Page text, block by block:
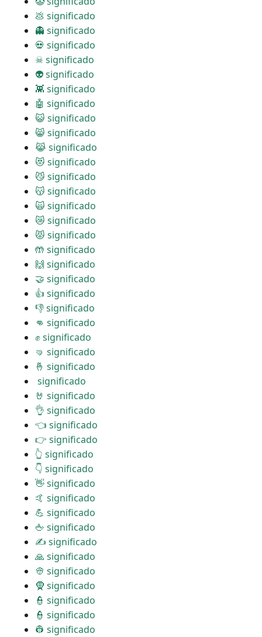
💩 significado
👻 significado
💀 significado
☠ significado
👽 significado
👾 significado
🤖 significado
😺 significado
😸 significado
😹 significado
😻 significado
😼 significado
😽 significado
🙀 significado
😿 significado
😾 significado
🤲 significado
🙌 significado
🤝 significado
👍 significado
👎 significado
👊 significado
✊ significado
🤜 significado
🤞 significado
️ significado
🤘 significado
👌 significado
👈 significado
👉 significado
👆 significado
👇 significado
👋 significado
🤙 significado
💪 significado
🖕 significado
✍ significado
🙏 significado
👳 significado
🧕 significado
👮 significado
👮 significado
👷 significado